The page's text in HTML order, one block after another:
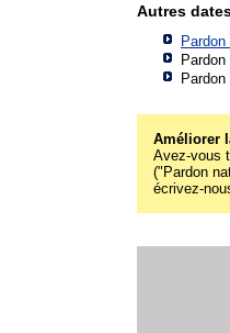
Autres
Améliorer
Avez-vous
("Pardon
écrivez-